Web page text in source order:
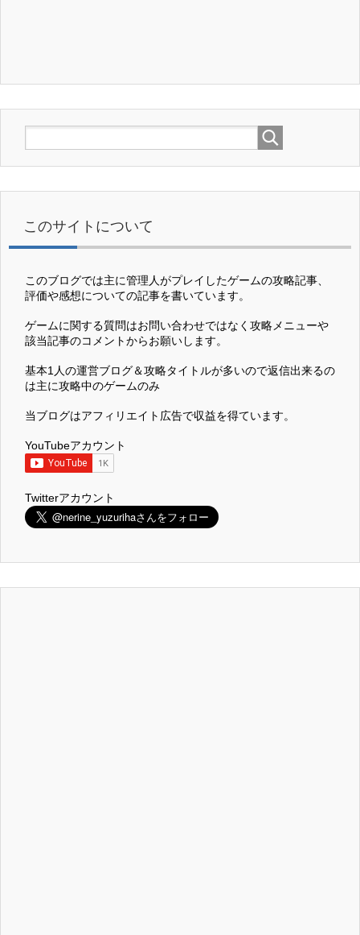
このサイトについて
このブログでは主に管理人がプレイしたゲームの攻略記事、
評価や感想についての記事を書いています。
ゲームに関する質問はお問い合わせではなく攻略メニューや
該当記事のコメントからお願いします。
基本1人の運営ブログ＆攻略タイトルが多いので返信出来るの
は主に攻略中のゲームのみ
当ブログはアフィリエイト広告で収益を得ています。
YouTubeアカウント
Twitterアカウント